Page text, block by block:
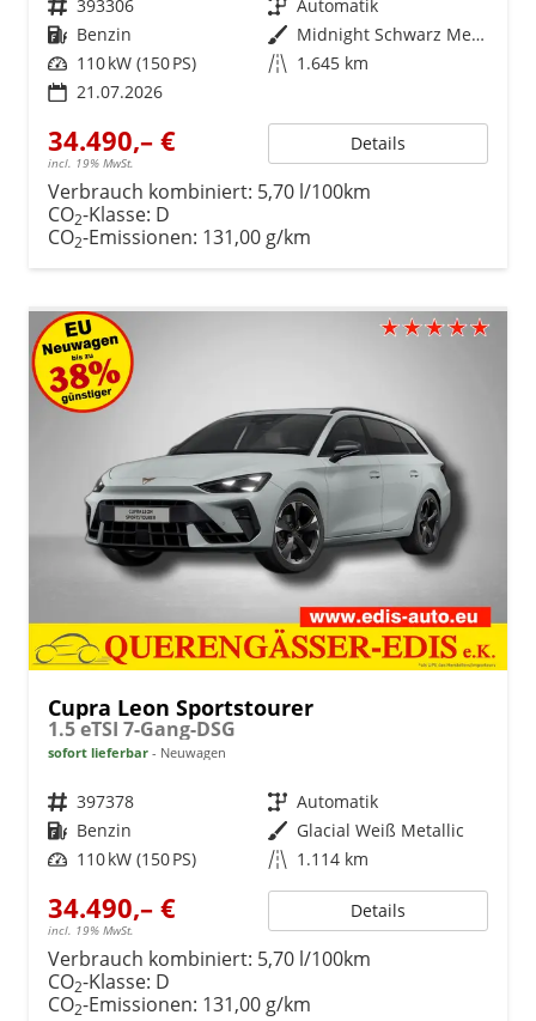
Fahrzeugnr. 393306 Getriebe Automatik
Kraftstoff Benzin Außenfarbe
Midnight Schwarz Metallic
Leistung 110 kW (150 PS) Kilometerstand 1.645 km
21.07.2026
34.490,– €
incl. 19% MwSt.
Details
Verbrauch kombiniert: 5,70 l/100km
CO2-Klasse: D
CO2-Emissionen: 131,00 g/km
Cupra Leon Sportstourer
1.5 eTSI 7-Gang-DSG
sofort lieferbar Neuwagen
Fahrzeugnr. 397378 Getriebe Automatik
Kraftstoff Benzin Außenfarbe Glacial Weiß Metallic
Leistung 110 kW (150 PS) Kilometerstand 1.114 km
34.490,– €
incl. 19% MwSt.
Details
Verbrauch kombiniert: 5,70 l/100km
CO2-Klasse: D
CO2-Emissionen: 131,00 g/km